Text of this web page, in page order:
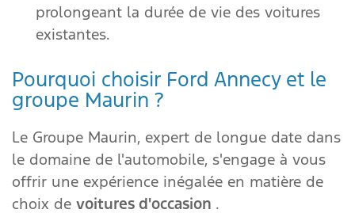
prolongeant la durée de vie des voitures
existantes.
Pourquoi choisir Ford Annecy et le
groupe Maurin ?
Le Groupe Maurin, expert de longue date dans
le domaine de l'automobile, s'engage à vous
offrir une expérience inégalée en matière de
choix de voitures d'occasion .